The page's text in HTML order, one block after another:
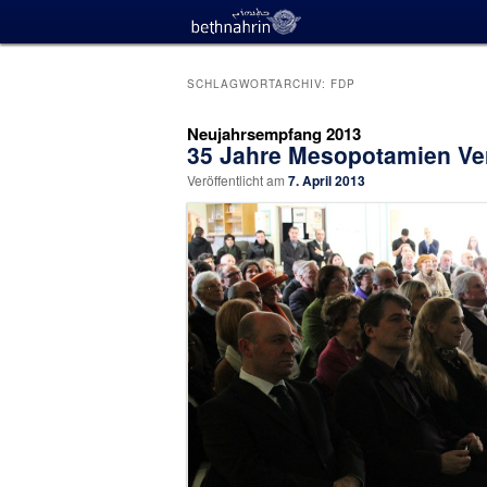
SCHLAGWORTARCHIV: FDP
Neujahrsempfang 2013
35 Jahre Mesopotamien
Veröffentlicht am 7. April 2013